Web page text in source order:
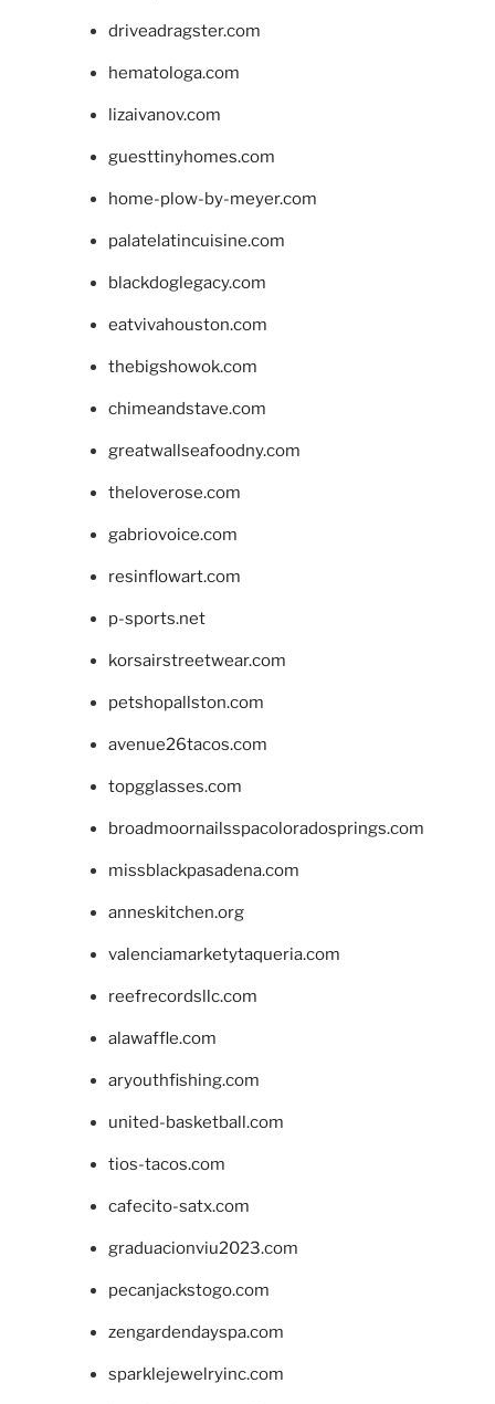
driveadragster.com
hematologa.com
lizaivanov.com
guesttinyhomes.com
home-plow-by-meyer.com
palatelatincuisine.com
blackdoglegacy.com
eatvivahouston.com
thebigshowok.com
chimeandstave.com
greatwallseafoodny.com
theloverose.com
gabriovoice.com
resinflowart.com
p-sports.net
korsairstreetwear.com
petshopallston.com
avenue26tacos.com
topgglasses.com
broadmoornailsspacoloradosprings.com
missblackpasadena.com
anneskitchen.org
valenciamarketytaqueria.com
reefrecordsllc.com
alawaffle.com
aryouthfishing.com
united-basketball.com
tios-tacos.com
cafecito-satx.com
graduacionviu2023.com
pecanjackstogo.com
zengardendayspa.com
sparklejewelryinc.com